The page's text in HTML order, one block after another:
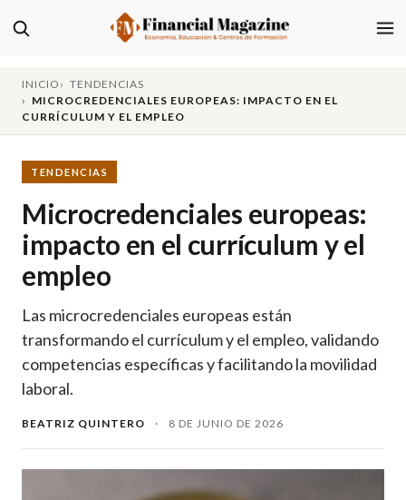
INICIO
TENDENCIAS
MICROCREDENCIALES EUROPEAS: IMPACTO EN EL
CURRÍCULUM Y EL EMPLEO
TENDENCIAS
Microcredenciales europeas:
impacto en el currículum y el
empleo
Las microcredenciales europeas están
transformando el currículum y el empleo, validando
competencias específicas y facilitando la movilidad
laboral.
BEATRIZ QUINTERO · 8 DE JUNIO DE 2026